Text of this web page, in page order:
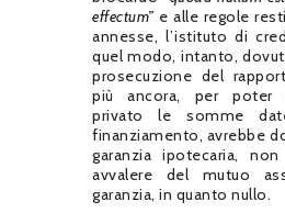
effectum” e alle regole
annesse, l’istituto di
quel modo, intanto,
prosecuzione del
più ancora, per poter
privato le somme
finanziamento, avrebbe
garanzia ipotecaria,
avvalere del mutuo
garanzia, in quanto nullo.